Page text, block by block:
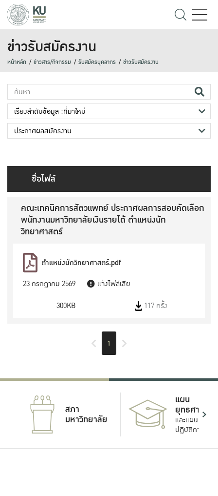
ข่าวรับสมัครงาน
หน้าหลัก ข่าวสาร/กิจกรรม รับสมัครบุคลากร ข่าวรับสมัครงาน
ชื่อไฟล์
คณะเทคนิคการสัตวแพทย์ ประกาศผลการสอบคัดเลือก
พนักงานมหาวิทยาลัยเงินรายได้ ตำแหน่งนัก
วิทยาศาสตร์
ตำแหน่งนักวิทยาศาสตร์.pdf
23 กรกฎาคม 2569
แจ้งไฟล์เสีย
300KB
117 ครั้ง
1
สภา
มหาวิทยาลัย
แผน
ยุทธศาสตร์
และแผน
ปฏิบัติการ